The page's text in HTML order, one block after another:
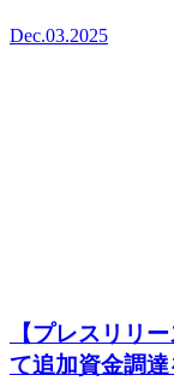
Dec.03.2025
【プレスリリ
て追加資金調